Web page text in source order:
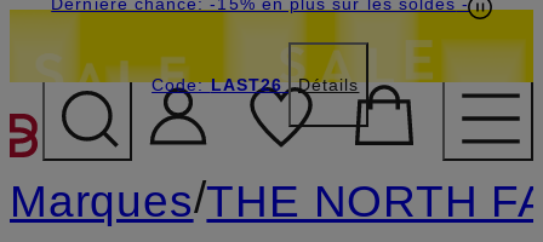
PASSER AU CONTENU
Code:LAST26 Détails
Marques/THE NORTH